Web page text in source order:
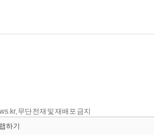
무단 전재 및 재배포 금지
하기